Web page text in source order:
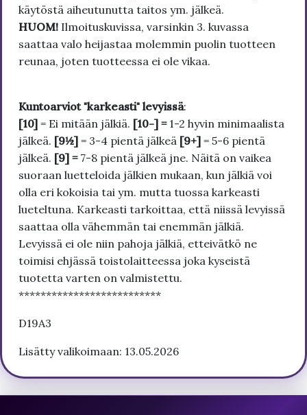
käytöstä aiheutunutta taitos ym. jälkeä.
HUOM! Ilmoituskuvissa, varsinkin 3. kuvassa
saattaa valo heijastaa molemmin puolin tuotteen
reunaa, joten tuotteessa ei ole vikaa.
Kuntoarviot "karkeasti" levyissä:
[10] = Ei mitään jälkiä. [10-] = 1-2 hyvin minimaalista
jälkeä. [9½] = 3-4 pientä jälkeä [9+] = 5-6 pientä
jälkeä. [9] = 7-8 pientä jälkeä jne. Näitä on vaikea
suoraan luetteloida jälkien mukaan, kun jälkiä voi
olla eri kokoisia tai ym. mutta tuossa karkeasti
lueteltuna. Karkeasti tarkoittaa, että niissä levyissä
saattaa olla vähemmän tai enemmän jälkiä.
Levyissä ei ole niin pahoja jälkiä, etteivätkö ne
toimisi ehjässä toistolaitteessa joka kyseistä
tuotetta varten on valmistettu.
**************************
D19A3
Lisätty valikoimaan: 13.05.2026